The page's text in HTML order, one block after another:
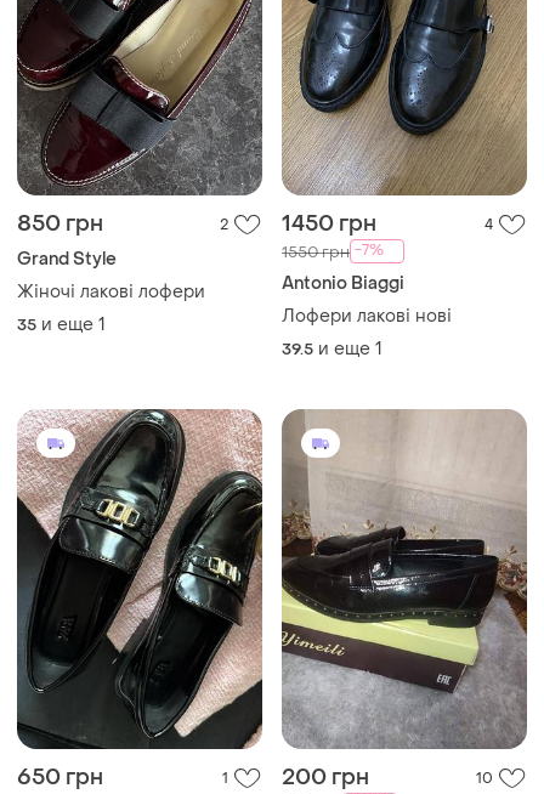
850 грн 2
Grand Style
Жіночі лакові лофери
35 и еще 1
1450 грн 4
1550 грн -7%
Antonio Biaggi
Лофери лакові нові
39.5 и еще 1
650 грн 1 200 грн 10